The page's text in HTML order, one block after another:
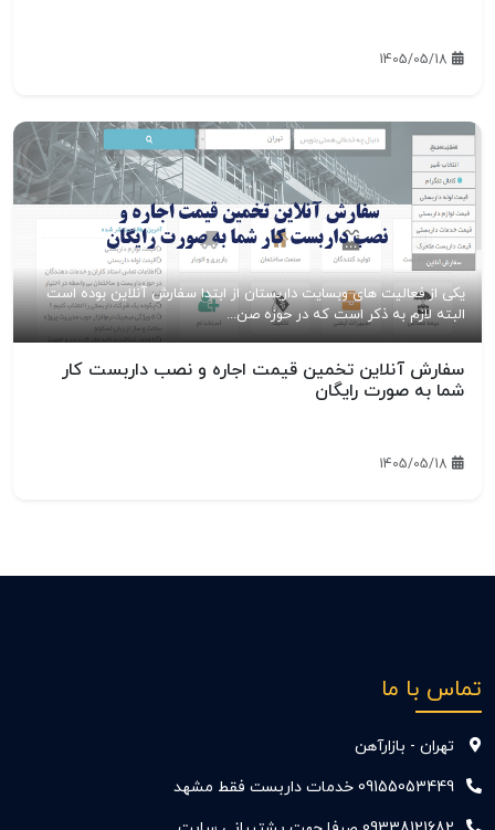
1405/05/18
یکی از فعالیت های وبسایت داربستان از ابتدا سفارش آنلاین بوده است
البته لازم به ذکر است که در حوزه صن...
سفارش آنلاین تخمین قیمت اجاره و نصب داربست کار
شما به صورت رایگان
1405/05/18
تماس با ما
تهران - بازارآهن
09155053449 خدمات داربست فقط مشهد